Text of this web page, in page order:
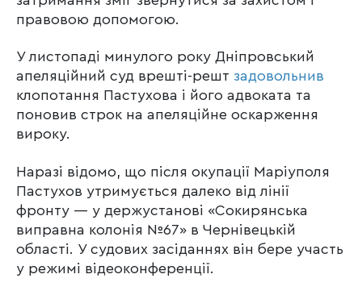
правовою допомогою.
У листопаді минулого року Дніпровський
апеляційний суд врешті-решт задовольнив
клопотання Пастухова і його адвоката та
поновив строк на апеляційне оскарження
вироку.
Наразі відомо, що після окупації Маріуполя
Пастухов утримується далеко від лінії
фронту — у держустанові «Сокирянська
виправна колонія №67» в Чернівецькій
області. У судових засіданнях він бере участь
у режимі відеоконференції.